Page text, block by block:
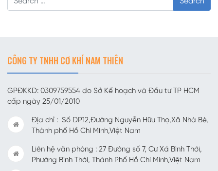
CÔNG TY TNHH CƠ KHÍ NAM THIÊN
GPĐKKD: 0309759554 do Sở Kế hoạch và Đầu tư TP HCM
cấp ngày 25/01/2010
Địa chỉ : Số DP12,Đường Nguyễn Hữu Thọ,Xã Nhà Bè,
Thành phố Hồ Chí Minh,Việt Nam
Liên hệ văn phòng : 27 Đường số 7, Cư Xá Bình Thới,
Phường Bình Thới, Thành Phố Hồ Chí Minh,Việt Nam